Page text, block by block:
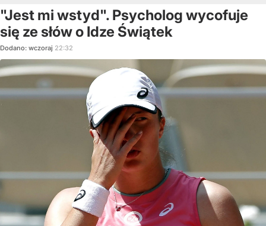
"Jest mi wstyd". Psycholog wycofuje
się ze słów o Idze Świątek
Dodano: wczoraj 22:32